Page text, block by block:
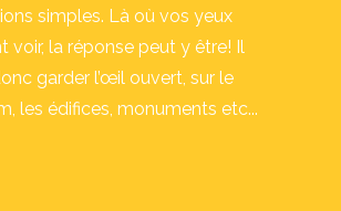
simples. Là où vos yeux
voir, la réponse peut y être! Il
garder l’œil ouvert, sur le
les édifices, monuments etc...